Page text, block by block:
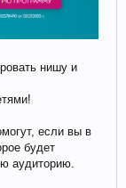
нишу и
если вы в
будет
аудиторию.